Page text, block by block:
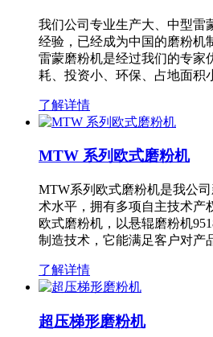
我们公司专业生产大、中型雷
经验，已经成为中国的磨粉机
雷蒙磨粉机是经过我们的专家
耗、投资小、环保、占地面
了解详情
MTW 系列欧式磨粉机
MTW系列欧式磨粉机是我公
术水平，拥有多项自主技术产
欧式磨粉机，以悬辊磨粉机
制造技术，它能满足客户对
了解详情
超压梯形磨粉机